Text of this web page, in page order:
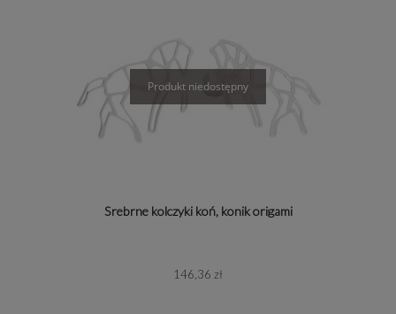
Srebrne kolczyki koń, konik origami
146,36 zł